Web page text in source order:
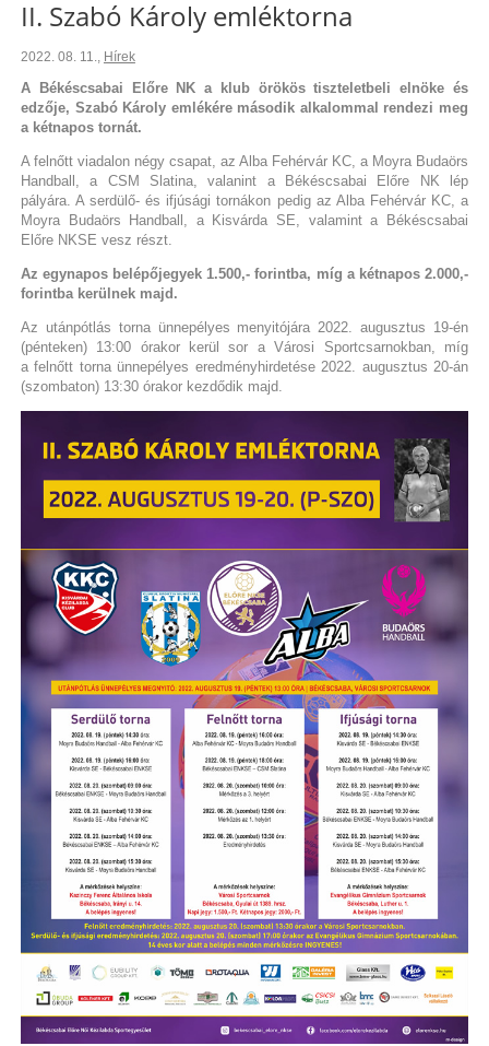
II. Szabó Károly emléktorna
2022. 08. 11., Hírek
A Békéscsabai Előre NK a klub örökös tiszteletbeli elnöke és
edzője, Szabó Károly emlékére második alkalommal rendezi meg
a kétnapos tornát.
A felnőtt viadalon négy csapat, az Alba Fehérvár KC, a Moyra Budaörs
Handball, a CSM Slatina, valanint a Békéscsabai Előre NK lép
pályára. A serdülő- és ifjúsági tornákon pedig az Alba Fehérvár KC, a
Moyra Budaörs Handball, a Kisvárda SE, valamint a Békéscsabai
Előre NKSE vesz részt.
Az egynapos belépőjegyek 1.500,- forintba, míg a kétnapos 2.000,-
forintba kerülnek majd.
Az utánpótlás torna ünnepélyes menyitójára 2022. augusztus 19-én
(pénteken) 13:00 órakor kerül sor a Városi Sportcsarnokban, míg
a felnőtt torna ünnepélyes eredményhirdetése 2022. augusztus 20-án
(szombaton) 13:30 órakor kezdődik majd.